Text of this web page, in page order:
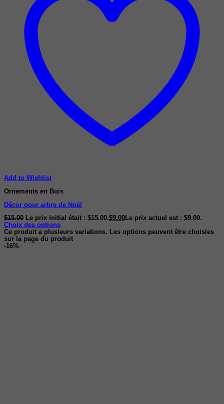
Add to Wishlist
Ornements en Bois
Décor pour arbre de Noël
$15.00 Le prix initial était : $15.00.$9.00 Le prix actuel est : $9.00.
Choix des options
Ce produit a plusieurs variations. Les options peuvent être choisies
sur la page du produit
-16%